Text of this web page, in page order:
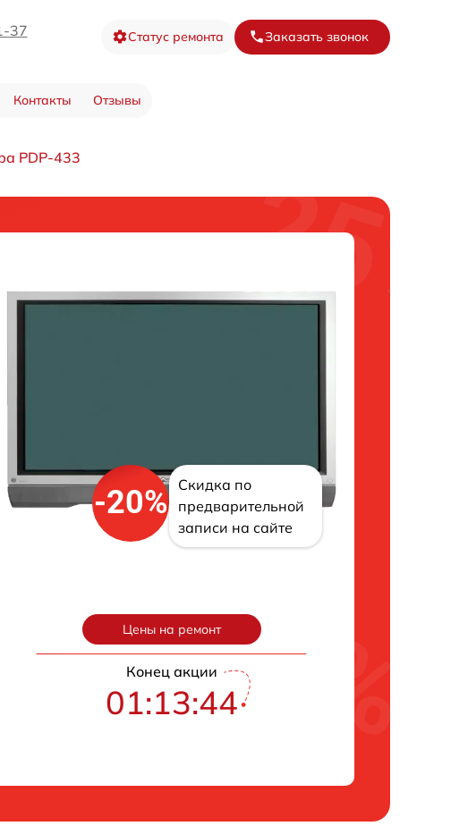
37 Статус ремонта Заказать звонок
Контакты Отзывы
PDP-433
-20%
Скидка по
предварительной
записи на сайте
Цены на ремонт
Конец акции
01:13:43